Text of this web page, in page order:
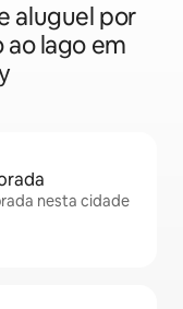
aluguel por
lago em
nesta cidade